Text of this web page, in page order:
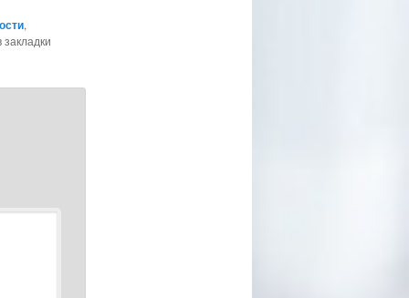
,
закладки